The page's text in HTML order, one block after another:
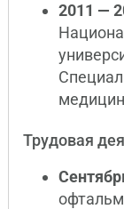
2011 —
Трудовая